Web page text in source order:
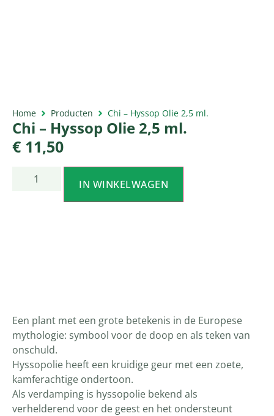
Home Producten Chi – Hyssop Olie 2,5 ml.
Chi – Hyssop Olie 2,5 ml.
€ 11,50
IN WINKELWAGEN
Een plant met een grote betekenis in de Europese
mythologie: symbool voor de doop en als teken van
onschuld.
Hyssopolie heeft een kruidige geur met een zoete,
kamferachtige ondertoon.
Als verdamping is hyssopolie bekend als
verhelderend voor de geest en het ondersteunt